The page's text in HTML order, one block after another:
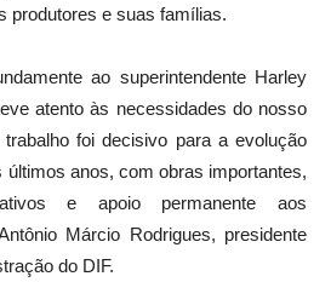
produtores e suas famílias.
ao superintendente Harley
atento às necessidades do nosso
foi decisivo para a evolução
últimos anos, com obras importantes,
e apoio permanente aos
Márcio Rodrigues, presidente
do DIF.